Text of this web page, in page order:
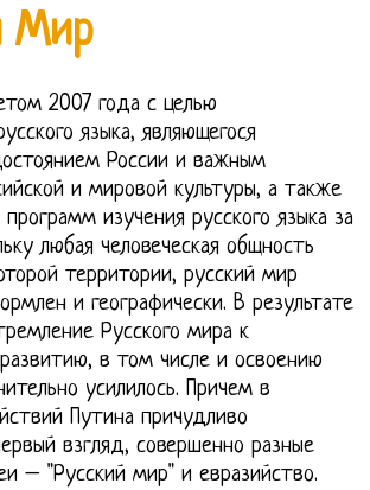
Мир
2007 года с целью
языка, являющегося
России и важным
и мировой культуры, а также
изучения русского языка за
любая человеческая общность
территории, русский мир
и географически. В результате
Русского мира к
в том числе и освоению
усилилось. Причем в
Путина причудливо
взгляд, совершенно разные
– "Русский мир" и евразийство.